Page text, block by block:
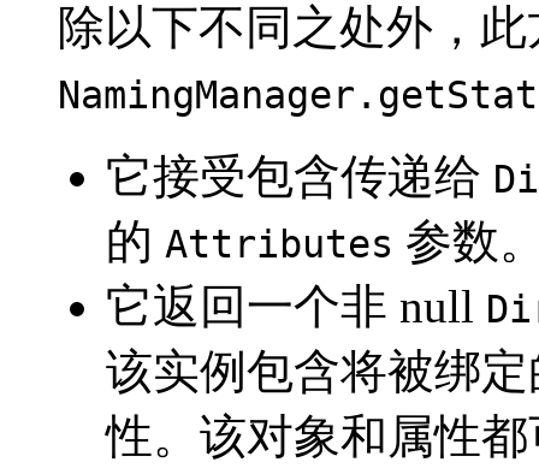
除以下不同之处外，
它接受包含传递给
的 Attributes 参数
它返回一个非 null
该实例包含将被绑
性。该对象和属性